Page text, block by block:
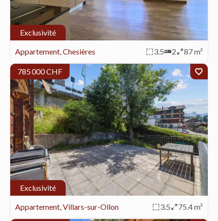
Exclusivité
Appartement, Chesières 3.5 2 87 m²
Exclusivité
Appartement, Villars-sur-Ollon
785 000 CHF
3.5 75.4 m²